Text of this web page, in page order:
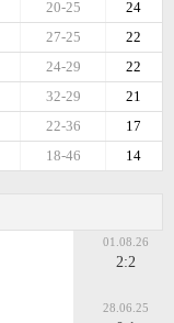
24
20-25
22
27-25
22
24-29
21
32-29
17
22-36
14
18-46
01.08.26
2:2
28.06.25